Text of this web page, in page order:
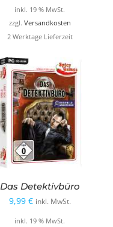
inkl. 19 % MwSt.
zzgl. Versandkosten
2 Werktage Lieferzeit
Das Detektivbüro
9,99 € inkl. MwSt.
inkl. 19 % MwSt.